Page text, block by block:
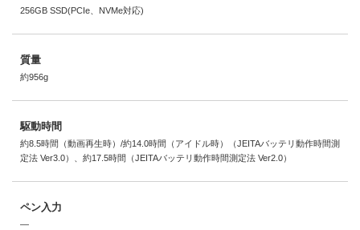
256GB SSD(PCIe、NVMe対応)
質量
約956g
駆動時間
約8.5時間（動画再生時）/約14.0時間（アイドル時）（JEITAバッテリ動作時間測
定法 Ver3.0）、約17.5時間（JEITAバッテリ動作時間測定法 Ver2.0）
ペン入力
―